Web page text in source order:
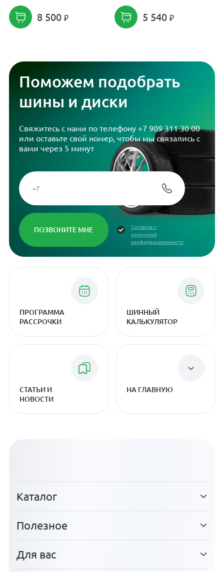
8 500 5 540
Поможем подобрать
шины и диски
Свяжитесь с нами по телефону +7 909 311 30 00
или оставьте свой номер, чтобы мы связались с
вами через 5 минут
Согласие с
политикой
конфиденциальности
ПРОГРАММА
РАССРОЧКИ
ШИННЫЙ
КАЛЬКУЛЯТОР
СТАТЬИ И
НОВОСТИ
НА ГЛАВНУЮ
Каталог
Полезное
Для вас